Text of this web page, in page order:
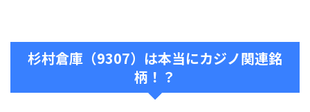
杉村倉庫（9307）は本当にカジノ関連銘
柄！？